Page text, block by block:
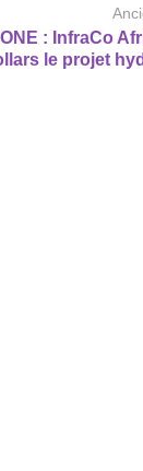
: InfraCo
le projet